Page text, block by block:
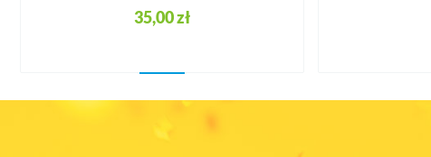
35,00 zł